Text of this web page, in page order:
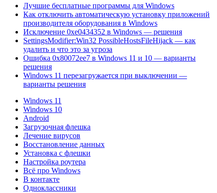
Лучшие бесплатные программы для Windows
Как отключить автоматическую установку приложений
производителя оборудования в Windows
Исключение 0xe0434352 в Windows — решения
SettingsModifier:Win32 PossibleHostsFileHijack — как
удалить и что это за угроза
Ошибка 0x80072ee7 в Windows 11 и 10 — варианты
решения
Windows 11 перезагружается при выключении —
варианты решения
Windows 11
Windows 10
Android
Загрузочная флешка
Лечение вирусов
Восстановление данных
Установка с флешки
Настройка роутера
Всё про Windows
В контакте
Одноклассники